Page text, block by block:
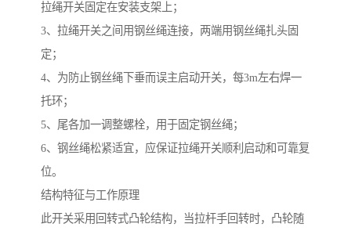
拉绳开关固定在安装支架上；
3、拉绳开关之间用钢丝绳连接，两端用钢丝绳扎头固
定；
4、为防止钢丝绳下垂而误主启动开关，每3m左右焊一
托环；
5、尾各加一调整螺栓，用于固定钢丝绳；
6、钢丝绳松紧适宜，应保证拉绳开关顺利启动和可靠复
位。
结构特征与工作原理
此开关采用回转式凸轮结构，当拉杆手回转时，凸轮随